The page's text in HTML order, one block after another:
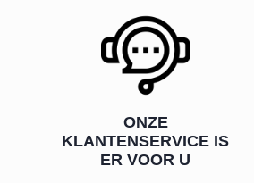
ONZE
KLANTENSERVICE IS
ER VOOR U